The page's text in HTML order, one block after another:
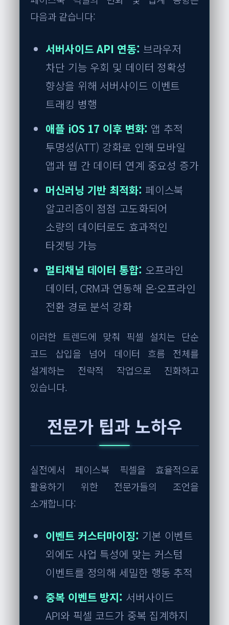
다음과 같습니다:
서버사이드 API 연동: 브라우저
차단 기능 우회 및 데이터 정확성
향상을 위해 서버사이드 이벤트
트래킹 병행
애플 iOS 17 이후 변화: 앱 추적
투명성(ATT) 강화로 인해 모바일
앱과 웹 간 데이터 연계 중요성 증가
머신러닝 기반 최적화: 페이스북
알고리즘이 점점 고도화되어
소량의 데이터로도 효과적인
타겟팅 가능
멀티채널 데이터 통합: 오프라인
데이터, CRM과 연동해 온·오프라인
전환 경로 분석 강화
이러한 트렌드에 맞춰 픽셀 설치는 단순
코드 삽입을 넘어 데이터 흐름 전체를
설계하는 전략적 작업으로 진화하고
있습니다.
전문가 팁과 노하우
실전에서 페이스북 픽셀을 효율적으로
활용하기 위한 전문가들의 조언을
소개합니다:
이벤트 커스터마이징: 기본 이벤트
외에도 사업 특성에 맞는 커스텀
이벤트를 정의해 세밀한 행동 추적
중복 이벤트 방지: 서버사이드
API와 픽셀 코드가 중복 집계하지